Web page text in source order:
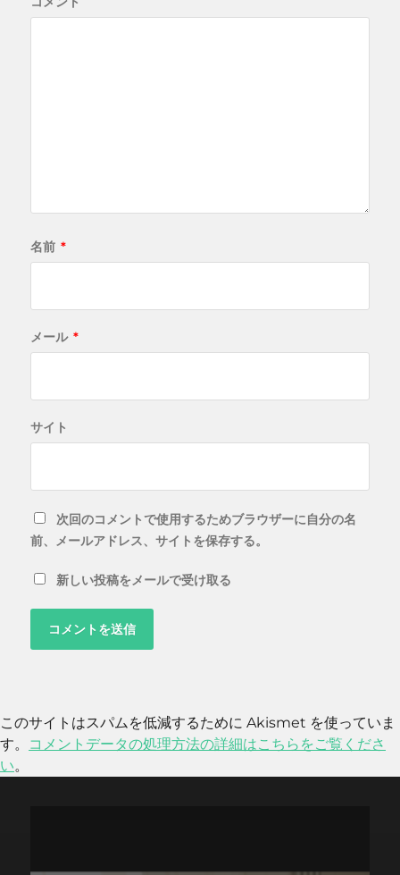
名前 *
メール *
サイト
次回のコメントで使用するためブラウザーに自分の名
前、メールアドレス、サイトを保存する。
新しい投稿をメールで受け取る
このサイトはスパムを低減するために Akismet を使っていま
す。
コメントデータの処理方法の詳細はこちらをご覧くださ
い。